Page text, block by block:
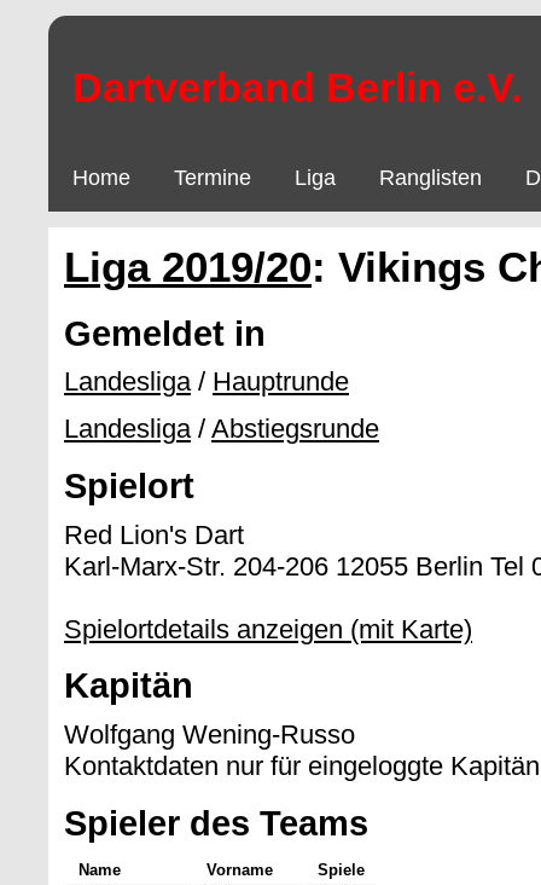
Dartverband Berlin e.V.
Home Termine Liga Ranglisten
Liga 2019/20: Vikings
Gemeldet in
Landesliga/ Hauptrunde
Landesliga/ Abstiegsrunde
Spielort
Red Lion's Dart
Karl-Marx-Str. 204-206 12055 Berlin Tel
Spielortdetails anzeigen (mit Karte)
Kapitän
Wolfgang Wening-Russo
Kontaktdaten nur für eingeloggte
Spieler des Teams
Name Vorname
Spiele